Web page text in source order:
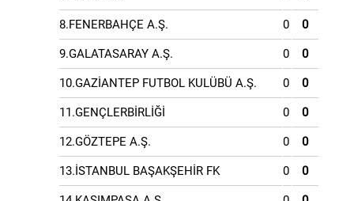
8.FENERBAHÇE A.Ş. 0 0
9.GALATASARAY A.Ş. 0 0
10.GAZİANTEP FUTBOL KULÜBÜ A.Ş. 0 0
11.GENÇLERBİRLİĞİ 0 0
12.GÖZTEPE A.Ş. 0 0
13.İSTANBUL BAŞAKŞEHİR FK 0 0